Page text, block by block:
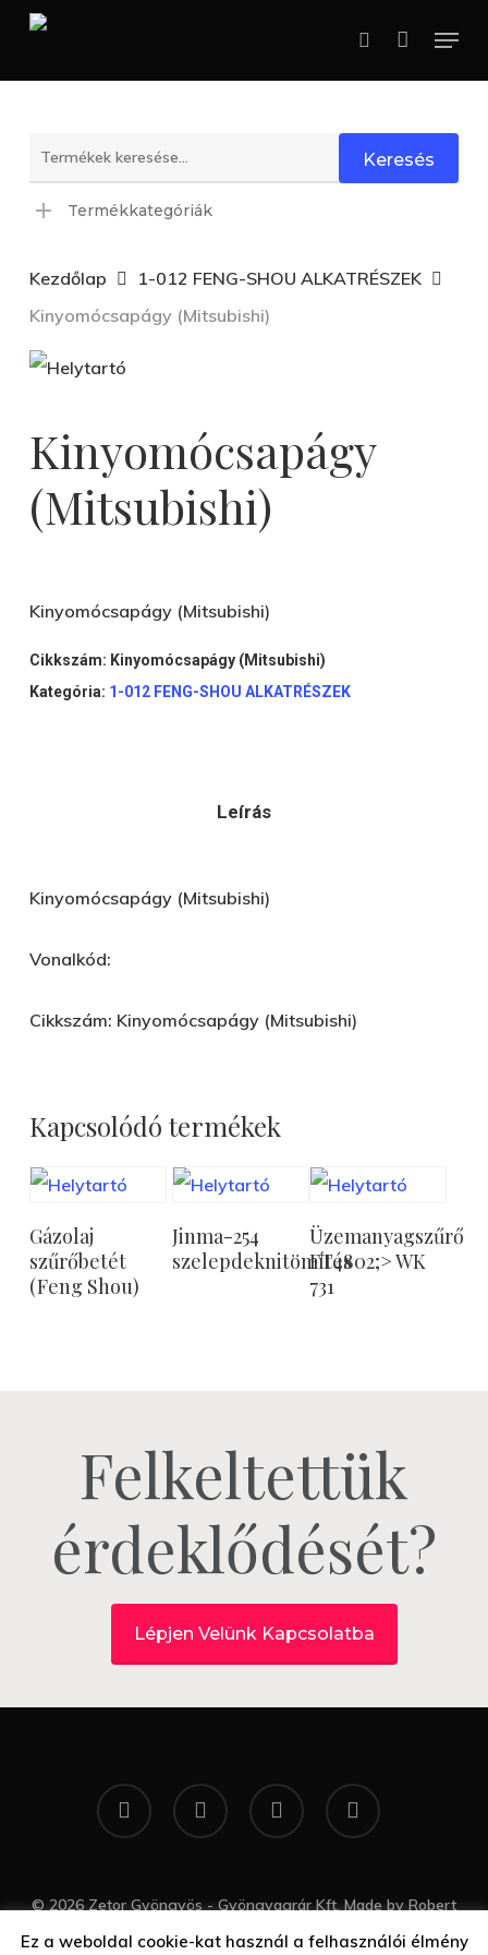
Skip
main
search
Menu
Keresés
a
következőre:
Keresés
Termékkategóriák
Kezdőlap
1-012 FENG-SHOU ALKATRÉSZEK
Kinyomócsapágy (Mitsubishi)
Kinyomócsapágy
(Mitsubishi)
Kinyomócsapágy (Mitsubishi)
Cikkszám: Kinyomócsapágy (Mitsubishi)
Kategória: 1-012 FENG-SHOU ALKATRÉSZEK
Leírás
Kinyomócsapágy (Mitsubishi)
Vonalkód:
Cikkszám: Kinyomócsapágy (Mitsubishi)
Kapcsolódó termékek
Tovább
Olvasom
Gázolaj
szűrőbetét
(Feng Shou)
Olvasom
Jinma-254
szelepdeknitömítésOlvasom
Üzemanyagszűrő
FT4802;> WK
731
Felkeltettük
érdeklődését?
Lépjen Velünk Kapcsolatba
twitter facebook
google-
plus
yelp
© 2026 Zetor Gyöngyös - Gyöngyagrár Kft. Made byRobert
Ez a weboldal cookie-kat használ a felhasználói élmény